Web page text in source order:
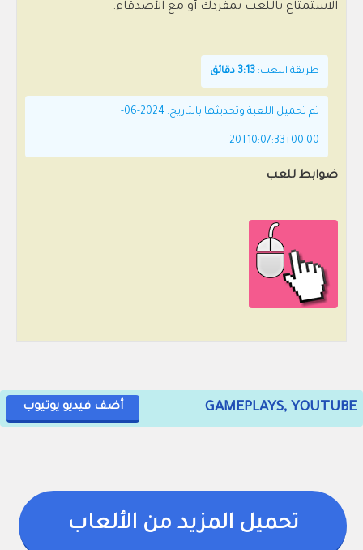
الاستمتاع باللعب بمفردك أو مع الأصدقاء.
طريقة اللعب: 3:13 دقائق
تم تحميل اللعبة وتحديثها بالتاريخ: 2024-06-
20T10:07:33+00:00
ضوابط للعب
GAMEPLAYS, YOUTUBE أضف فيديو يوتيوب
تحميل المزيد من الألعاب